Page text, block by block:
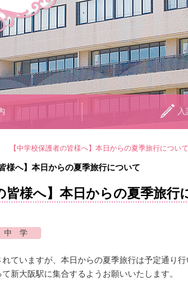
【中学校保護者の皆様へ】本日からの夏季旅行について
様へ】本日からの夏季旅行について
皆様へ】本日からの夏季旅行
ていますが、本日からの夏季旅行は予定通り行
新大阪駅に集合するようお願いいたします。